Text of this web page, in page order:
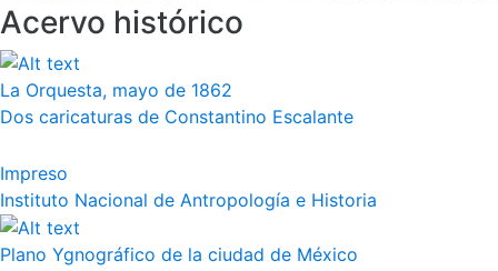
Acervo histórico
La Orquesta, mayo de 1862
Dos caricaturas de Constantino Escalante
Impreso
Instituto Nacional de Antropología e Historia
Plano Ygnográfico de la ciudad de México